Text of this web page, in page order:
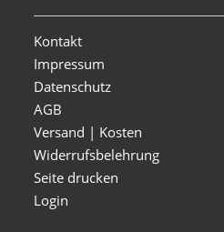
Kontakt
Impressum
Datenschutz
AGB
Versand | Kosten
Widerrufsbelehrung
Seite drucken
Login